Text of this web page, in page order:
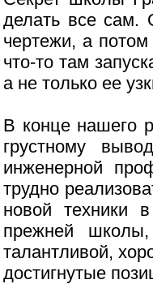
делать все сам.
чертежи, а
что-то там
а не только ее
В конце нашего
грустному
инженерной
трудно
новой техники
прежней
талантливой,
достигнутые